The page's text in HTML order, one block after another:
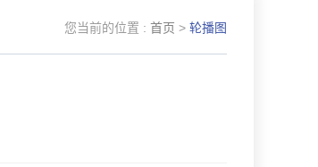
您当前的位置 : 首页 > 轮播图